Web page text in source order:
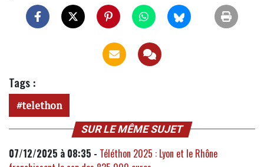
Tags :
telethon
SUR LE MÊME SUJET
07/12/2025 à 08:35 - Téléthon 2025 : Lyon et le Rhône